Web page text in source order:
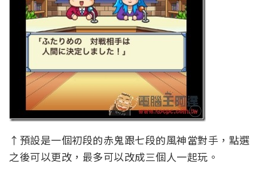
↑預設是一個初段的赤鬼跟七段的風神當對手，點選
之後可以更改，最多可以改成三個人一起玩。